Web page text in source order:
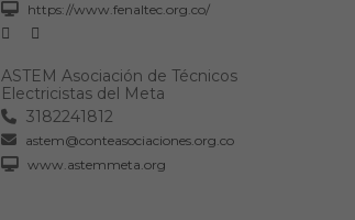
https://www.fenaltec.org.co/
ASTEM Asociación de Técnicos
Electricistas del Meta
3182241812
astem@conteasociaciones.org.co
www.astemmeta.org